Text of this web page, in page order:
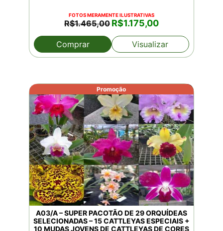
FOTOS MERAMENTE ILUSTRATIVAS
R$1.465,00 O
preço
original
era:
R$1.465,00.
R$1.175,00O
atual
é:
R$1.175,00.
Comprar Visualizar
Promoção
A03/A – SUPER PACOTÃO DE 29 ORQUÍDEAS
SELECIONADAS – 15 CATTLEYAS ESPECIAIS +
10 MUDAS JOVENS DE CATTLEYAS DE CORES